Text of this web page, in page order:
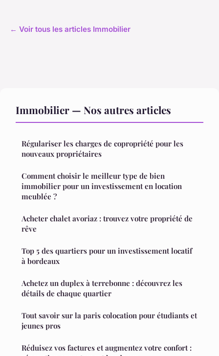
← Voir tous les articles Immobilier
Immobilier — Nos autres articles
Régulariser les charges de copropriété pour les
nouveaux propriétaires
Comment choisir le meilleur type de bien
immobilier pour un investissement en location
meublée ?
Acheter chalet avoriaz : trouvez votre propriété de
rêve
Top 5 des quartiers pour un investissement locatif
à bordeaux
Achetez un duplex à terrebonne : découvrez les
détails de chaque quartier
Tout savoir sur la paris colocation pour étudiants et
jeunes pros
Réduisez vos factures et augmentez votre confort :